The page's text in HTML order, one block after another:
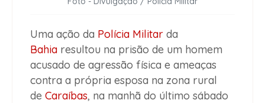
Uma ação da Polícia Militar da
Bahia resultou na prisão de um homem
acusado de agressão física e ameaças
contra a própria esposa na zona rural
de Caraíbas, na manhã do último sábado